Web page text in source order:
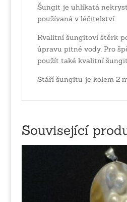
Šungit je uhlíkatá
používaná v léčitelství.
Kvalitní šungitoví štěrk
úpravu pitné vody. Pro
použít také kvalitní
Stáří šungitu je kolem 2
Související